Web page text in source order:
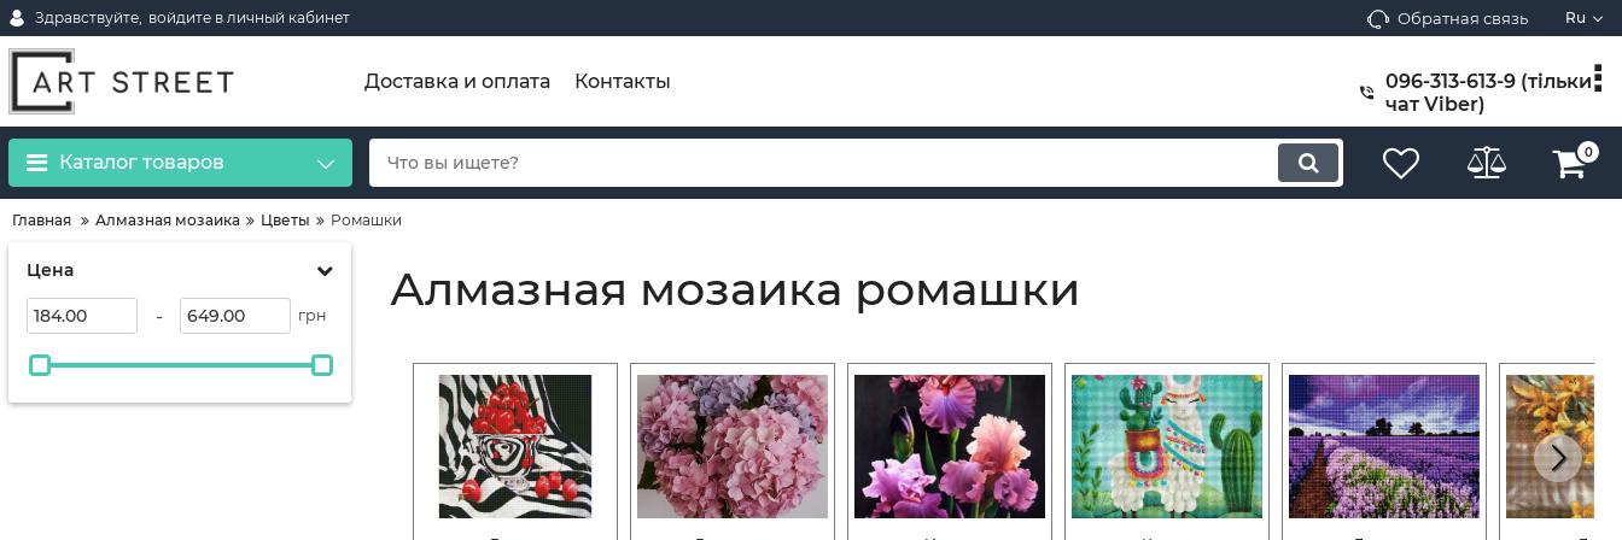
Здравствуйте, войдите в личный кабинет Обратная связь Ru
Доставка и оплата Контакты
096-313-613-9 (тільки
чат Viber)
Каталог товаров 0
Главная Алмазная мозаика Цветы Ромашки
Цена
- грн Алмазная мозаика ромашки